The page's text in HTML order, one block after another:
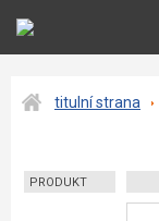
titulní strana
PRODUKT